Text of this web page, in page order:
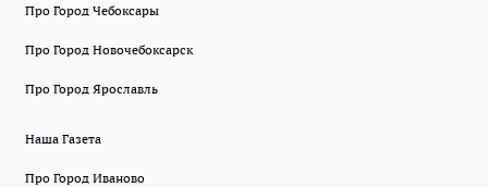
Про Город Чебоксары
Про Город Новочебоксарск
Про Город Ярославль
Наша Газета
Про Город Иваново